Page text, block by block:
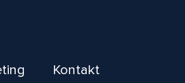
Kontakt